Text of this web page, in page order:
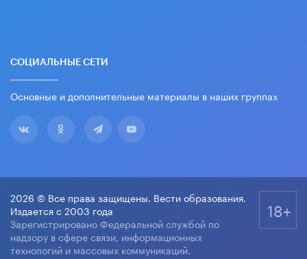
СОЦИАЛЬНЫЕ СЕТИ
Основные и дополнительные материалы в наших группах
2026 © Все права защищены. Вести образования.
Издается с 2003 года
Зарегистрировано Федеральной службой по
надзору в сфере связи, информационных
технологий и массовых коммуникаций.
18+